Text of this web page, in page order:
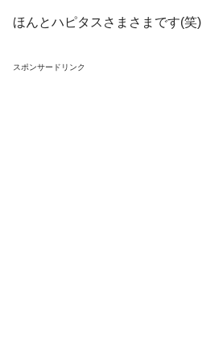
ほんとハピタスさまさまです(笑)
スポンサードリンク